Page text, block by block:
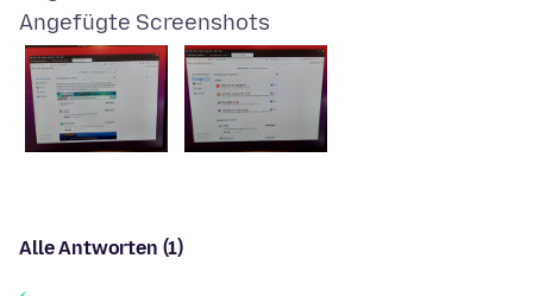
Angefügte Screenshots
Alle Antworten (1)